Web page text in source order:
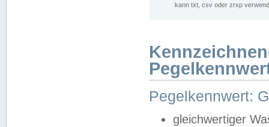
kann txt, csv oder zrxp
Pegelkennwert:
gleichwertiger